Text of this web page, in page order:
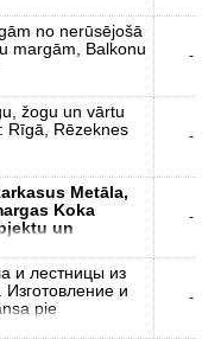
no nerūsējošā
margām, Balkonu
-
žogu un vārtu
Rīgā, Rēzeknes
-
Metāla,
Koka
un
-
и лестницы из
и
pie
-